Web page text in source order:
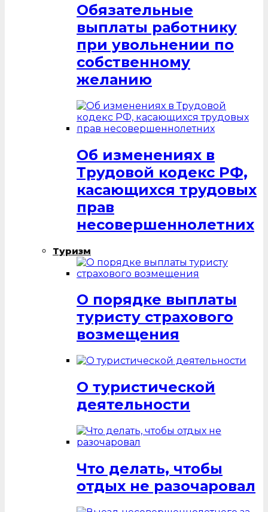
Обязательные
выплаты работнику
при увольнении по
собственному
желанию
Об изменениях в
Трудовой кодекс РФ,
касающихся трудовых
прав
несовершеннолетних
Туризм
О порядке выплаты
туристу страхового
возмещения
О туристической
деятельности
Что делать, чтобы
отдых не разочаровал